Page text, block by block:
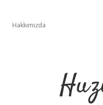
Hakkımızda